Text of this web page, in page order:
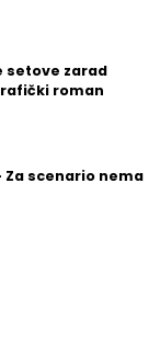
setove zarad
roman
– Za scenario nema